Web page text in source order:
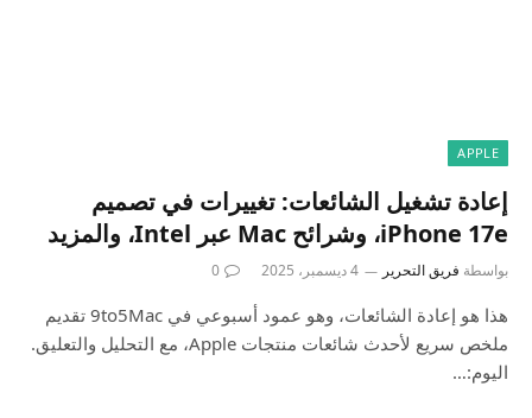
APPLE
إعادة تشغيل الشائعات: تغييرات في تصميم
iPhone 17e، وشرائح Mac عبر Intel، والمزيد
بواسطة فريق التحرير 4 ديسمبر، 2025 0
هذا هو إعادة الشائعات، وهو عمود أسبوعي في 9to5Mac تقديم
ملخص سريع لأحدث شائعات منتجات Apple، مع التحليل والتعليق.
اليوم:…